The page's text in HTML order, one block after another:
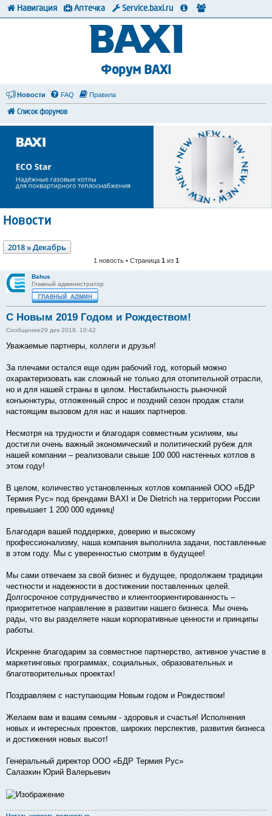
Форум BAXI
Новости FAQ Правила
Список форумов
Новости
2018 » Декабрь
1 новость • Страница 1 из 1
Bahus
Главный администратор
С Новым 2019 Годом и Рождеством!
Сообщение29 дек 2018, 10:42
Уважаемые партнеры, коллеги и друзья!
За плечами остался еще один рабочий год, который можно
охарактеризовать как сложный не только для отопительной отрасли,
но и для нашей страны в целом. Нестабильность рыночной
конъюнктуры, отложенный спрос и поздний сезон продаж стали
настоящим вызовом для нас и наших партнеров.
Несмотря на трудности и благодаря совместным усилиям, мы
достигли очень важный экономический и политический рубеж для
нашей компании – реализовали свыше 100 000 настенных котлов в
этом году!
В целом, количество установленных котлов компанией ООО «БДР
Термия Рус» под брендами BAXI и De Dietrich на территории России
превышает 1 200 000 единиц!
Благодаря вашей поддержке, доверию и высокому
профессионализму, наша компания выполнила задачи, поставленные
в этом году. Мы с уверенностью смотрим в будущее!
Мы сами отвечаем за свой бизнес и будущее, продолжаем традиции
честности и надежности в достижении поставленных целей.
Долгосрочное сотрудничество и клиентоориентированность –
приоритетное направление в развитии нашего бизнеса. Мы очень
рады, что вы разделяете наши корпоративные ценности и принципы
работы.
Искренне благодарим за совместное партнерство, активное участие в
маркетинговых программах, социальных, образовательных и
благотворительных проектах!
Поздравляем с наступающим Новым годом и Рождеством!
Желаем вам и вашим семьям - здоровья и счастья! Исполнения
новых и интересных проектов, широких перспектив, развития бизнеса
и достижения новых высот!
Генеральный директор ООО «БДР Термия Рус»
Салазкин Юрий Валерьевич
Навигация Аптечка Service.baxi.ru